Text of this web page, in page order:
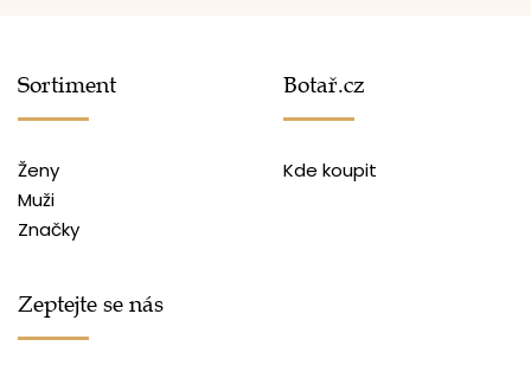
Sortiment
Ženy
Muži
Značky
Botař.cz
Kde koupit
Zeptejte se nás